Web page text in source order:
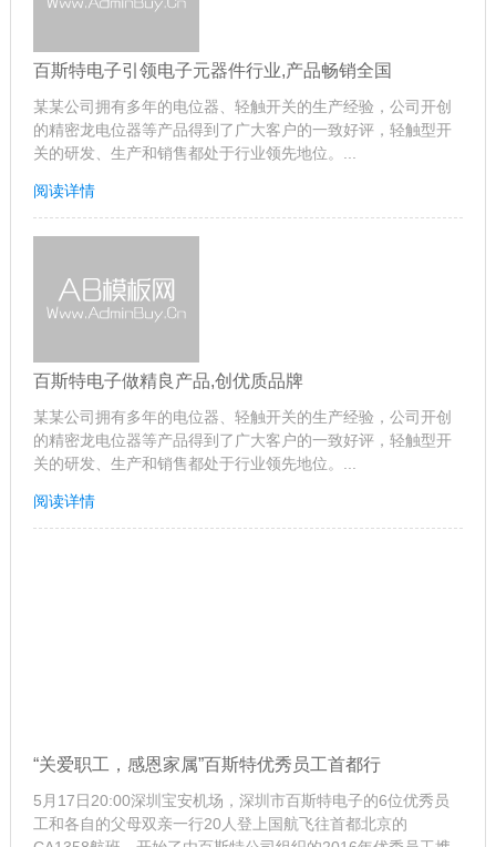
百斯特电子引领电子元器件行业,产品畅销全国
某某公司拥有多年的电位器、轻触开关的生产经验，公司开创
的精密龙电位器等产品得到了广大客户的一致好评，轻触型开
关的研发、生产和销售都处于行业领先地位。...
阅读详情
百斯特电子做精良产品,创优质品牌
某某公司拥有多年的电位器、轻触开关的生产经验，公司开创
的精密龙电位器等产品得到了广大客户的一致好评，轻触型开
关的研发、生产和销售都处于行业领先地位。...
阅读详情
“关爱职工，感恩家属”百斯特优秀员工首都行
5月17日20:00深圳宝安机场，深圳市百斯特电子的6位优秀员
工和各自的父母双亲一行20人登上国航飞往首都北京的